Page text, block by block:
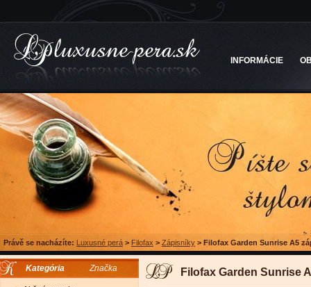
INFORMÁCIE
Právě se nacházíte: Luxusné perá > Filofax > Zápisníky > Filofax Garden Sunrise A5
Kategória Značka Filofax Garden Sunrise